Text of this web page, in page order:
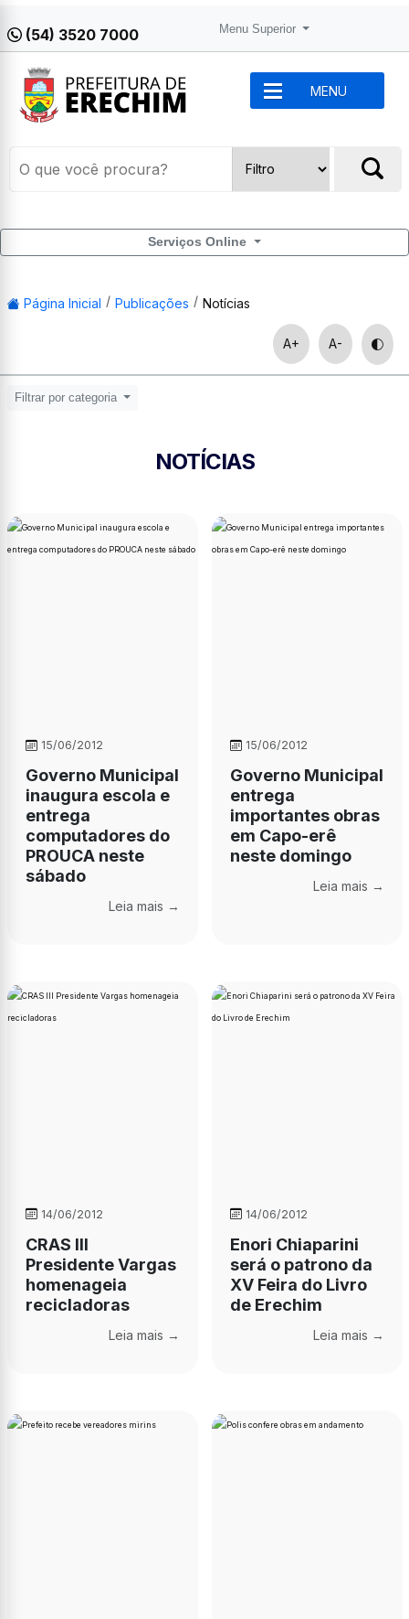
(54) 3520 7000 Menu Superior
MENU
Serviços Online
Página Inicial Publicações Notícias
A+ A-
Filtrar por categoria
NOTÍCIAS
15/06/2012
Governo Municipal
inaugura escola e
entrega
computadores do
PROUCA neste
sábado
Leia mais →
15/06/2012
Governo Municipal
entrega
importantes obras
em Capo-erê
neste domingo
Leia mais →
14/06/2012
CRAS III
Presidente Vargas
homenageia
recicladoras
Leia mais →
14/06/2012
Enori Chiaparini
será o patrono da
XV Feira do Livro
de Erechim
Leia mais →